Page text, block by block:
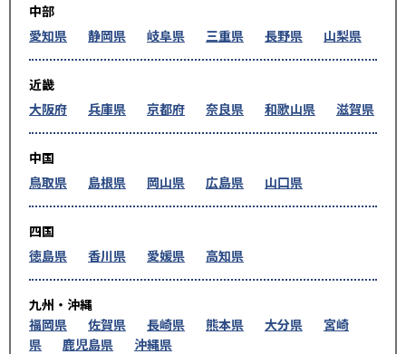
中部
愛知県
静岡県 岐阜県 三重県 長野県 山梨県
近畿
大阪府
兵庫県 京都府 奈良県 和歌山県 滋賀県
中国
鳥取県
島根県 岡山県 広島県 山口県
四国
徳島県
香川県 愛媛県 高知県
九州・沖縄
福岡県
佐賀県 長崎県 熊本県 大分県
宮崎
県
鹿児島県 沖縄県